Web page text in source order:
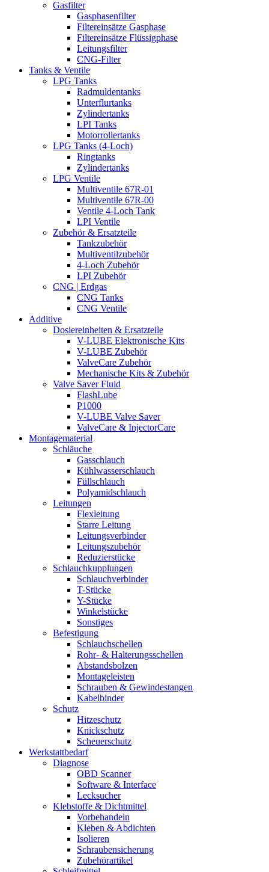
Gasfilter
Gasphasenfilter
Filtereinsätze Gasphase
Filtereinsätze Flüssigphase
Leitungsfilter
CNG-Filter
Tanks & Ventile
LPG Tanks
Radmuldentanks
Unterflurtanks
Zylindertanks
LPI Tanks
Motorrollertanks
LPG Tanks (4-Loch)
Ringtanks
Zylindertanks
LPG Ventile
Multiventile 67R-01
Multiventile 67R-00
Ventile 4-Loch Tank
LPI Ventile
Zubehör & Ersatzteile
Tankzubehör
Multiventilzubehör
4-Loch Zubehör
LPI Zubehör
CNG | Erdgas
CNG Tanks
CNG Ventile
Additive
Dosiereinheiten & Ersatzteile
V-LUBE Elektronische Kits
V-LUBE Zubehör
ValveCare Zubehör
Mechanische Kits & Zubehör
Valve Saver Fluid
FlashLube
P1000
V-LUBE Valve Saver
ValveCare & InjectorCare
Montagematerial
Schläuche
Gasschlauch
Kühlwasserschlauch
Füllschlauch
Polyamidschlauch
Leitungen
Flexleitung
Starre Leitung
Leitungsverbinder
Leitungszubehör
Reduzierstücke
Schlauchkupplungen
Schlauchverbinder
T-Stücke
Y-Stücke
Winkelstücke
Sonstiges
Befestigung
Schlauchschellen
Rohr- & Halterungsschellen
Abstandsbolzen
Montageleisten
Schrauben & Gewindestangen
Kabelbinder
Schutz
Hitzeschutz
Knickschutz
Scheuerschutz
Werkstattbedarf
Diagnose
OBD Scanner
Software & Interface
Lecksucher
Klebstoffe & Dichtmittel
Vorbehandeln
Kleben & Abdichten
Isolieren
Schraubensicherung
Zubehörartikel